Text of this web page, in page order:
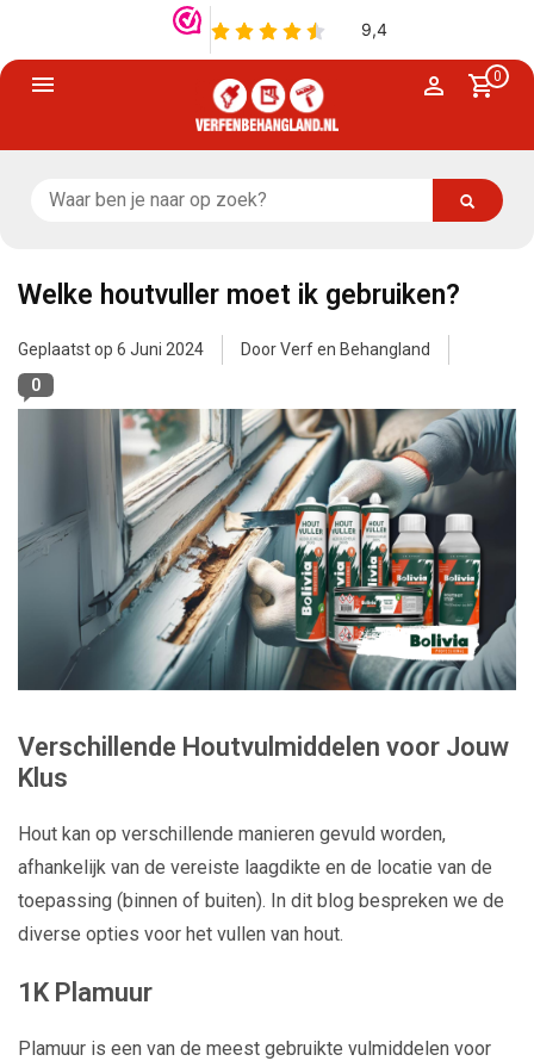
0
Welke houtvuller moet ik gebruiken?
Geplaatst op 6 Juni 2024
Door Verf en Behangland
0
Verschillende Houtvulmiddelen voor Jouw
Klus
Hout kan op verschillende manieren gevuld worden,
afhankelijk van de vereiste laagdikte en de locatie van de
toepassing (binnen of buiten). In dit blog bespreken we de
diverse opties voor het vullen van hout.
1K Plamuur
Plamuur is een van de meest gebruikte vulmiddelen voor